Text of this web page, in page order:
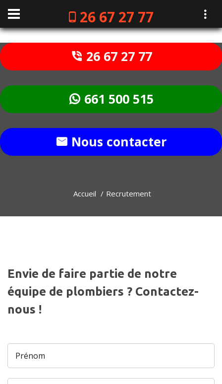
26 67 27 77
26 67 27 77
661 500 515
Nous contacter
Accueil Recrutement
Envie de faire partie de notre
équipe de plombiers ? Contactez-
nous !
Prénom